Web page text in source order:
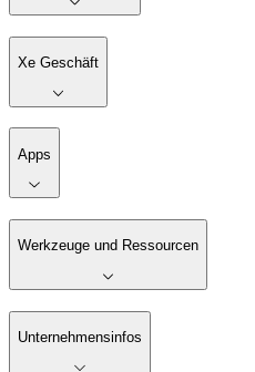
Xe Geschäft
Apps
Werkzeuge und Ressourcen
Unternehmensinfos